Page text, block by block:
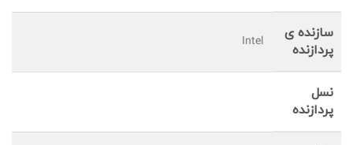
سازنده ی
پردازنده
Intel
نسل
پردازنده